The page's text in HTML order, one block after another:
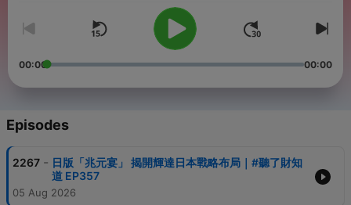
00:00 00:00
Episodes
2267 - 日版「兆元宴」 揭開輝達日本戰略布局｜#聽了財知
道 EP357
05 Aug 2026